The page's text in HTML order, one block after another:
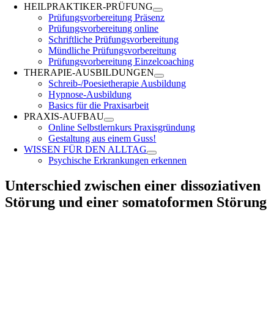
HEILPRAKTIKER-PRÜFUNG
Prüfungsvorbereitung Präsenz
Prüfungsvorbereitung online
Schriftliche Prüfungsvorbereitung
Mündliche Prüfungsvorbereitung
Prüfungsvorbereitung Einzelcoaching
THERAPIE-AUSBILDUNGEN
Schreib-/Poesietherapie Ausbildung
Hypnose-Ausbildung
Basics für die Praxisarbeit
PRAXIS-AUFBAU
Online Selbstlernkurs Praxisgründung
Gestaltung aus einem Guss!
WISSEN FÜR DEN ALLTAG
Psychische Erkrankungen erkennen
Unterschied zwischen einer dissoziativen
Störung und einer somatoformen Störung